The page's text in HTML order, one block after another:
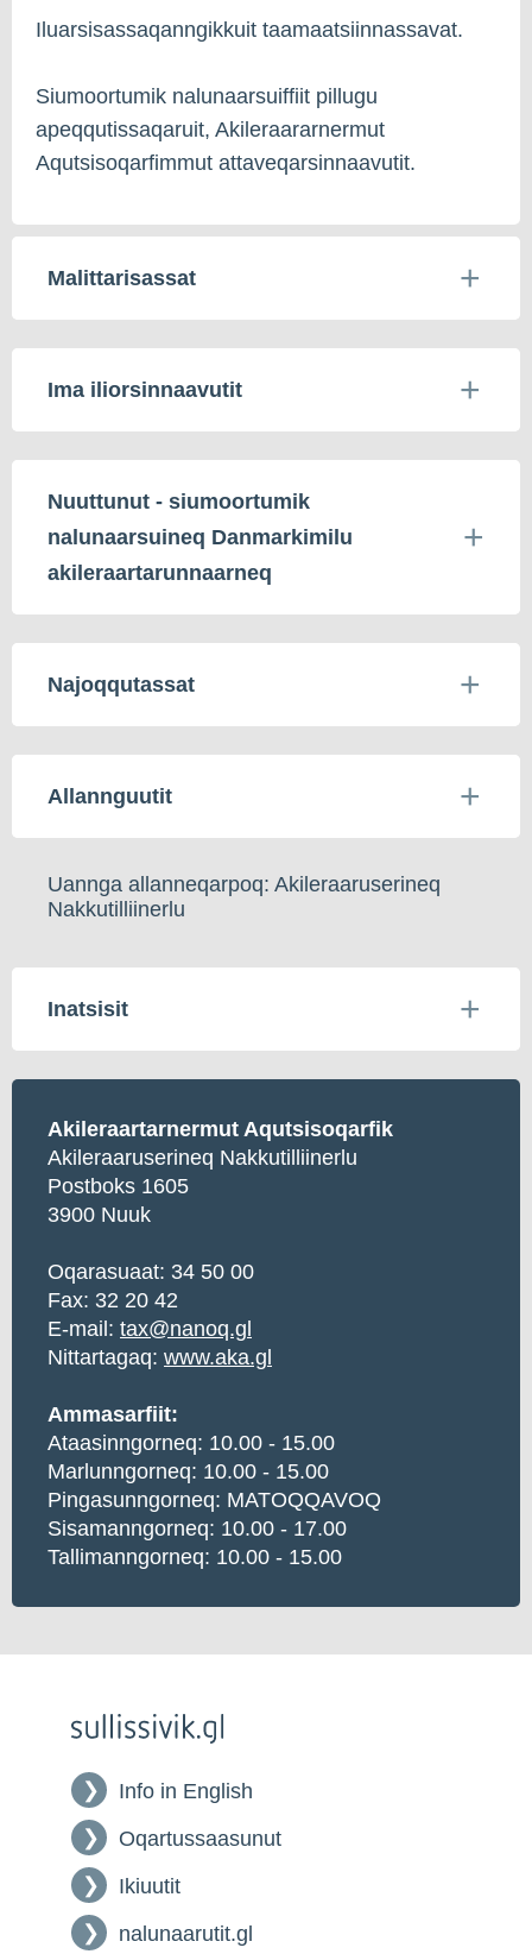
Iluarsisassaqanngikkuit taamaatsiinnassavat.
Siumoortumik nalunaarsuiffiit pillugu
apeqqutissaqaruit, Akileraararnermut
Aqutsisoqarfimmut attaveqarsinnaavutit.
Malittarisassat
Ima iliorsinnaavutit
Nuuttunut - siumoortumik
nalunaarsuineq Danmarkimilu
akileraartarunnaarneq
Najoqqutassat
Allannguutit
Uannga allanneqarpoq: Akileraaruserineq
Nakkutilliinerlu
Inatsisit
Akileraartarnermut Aqutsisoqarfik
Akileraaruserineq Nakkutilliinerlu
Postboks 1605
3900 Nuuk
Oqarasuaat: 34 50 00
Fax: 32 20 42
E-mail: tax@nanoq.gl
Nittartagaq: www.aka.gl
Ammasarfiit:
Ataasinngorneq: 10.00 - 15.00
Marlunngorneq: 10.00 - 15.00
Pingasunngorneq: MATOQQAVOQ
Sisamanngorneq: 10.00 - 17.00
Tallimanngorneq: 10.00 - 15.00
Info in English
Oqartussaasunut
Ikiuutit
nalunaarutit.gl